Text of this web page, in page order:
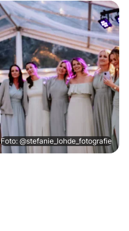
Foto: @stefanie_lohde_fotografie